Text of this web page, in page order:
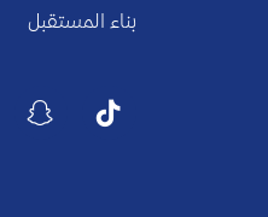
بناء المستقبل